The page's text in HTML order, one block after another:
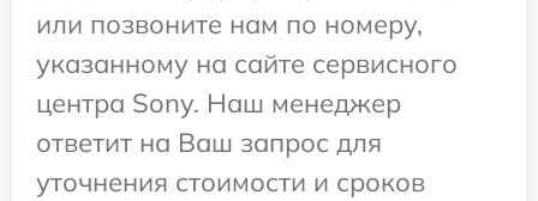
или позвоните нам по номеру,
указанному на сайте сервисного
центра Sony. Наш менеджер
ответит на Ваш запрос для
уточнения стоимости и сроков